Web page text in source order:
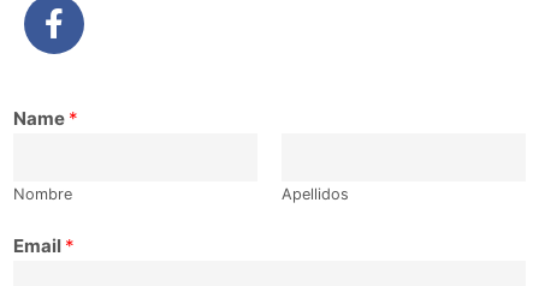
Name *
Nombre Apellidos
Email *